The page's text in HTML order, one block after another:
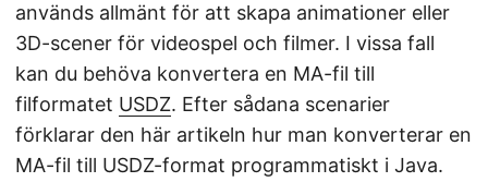
används allmänt för att skapa animationer eller
3D-scener för videospel och filmer. I vissa fall
kan du behöva konvertera en MA-fil till
filformatet USDZ. Efter sådana scenarier
förklarar den här artikeln hur man konverterar en
MA-fil till USDZ-format programmatiskt i Java.